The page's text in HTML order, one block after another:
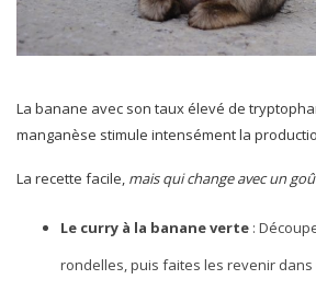
La banane avec son taux élevé de
manganèse stimule intensément la
La recette facile, mais qui change avec un
Le curry à la banane verte :
rondelles, puis faites les revenir